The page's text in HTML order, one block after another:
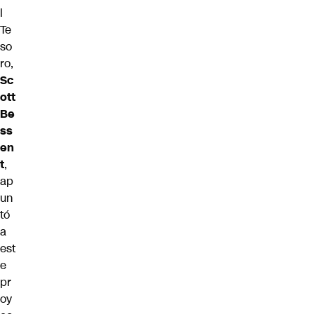
l
Te
so
ro,
Sc
ott
Be
ss
en
t,
ap
un
tó
a
est
e
pr
oy